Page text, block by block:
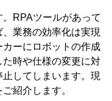
RPAツールがあって
業務の効率化は実現
ーにロボットの作成
時や仕様の変更に対
してしまいます。現
紹介します。